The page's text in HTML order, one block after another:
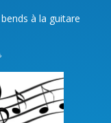
à la guitare